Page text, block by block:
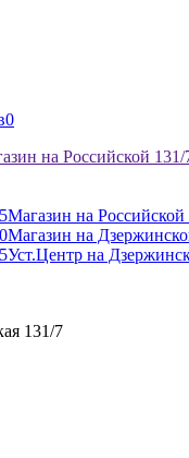
0
на Российской 131/
Магазин на Российской
Магазин на
Уст.Центр на
131/7